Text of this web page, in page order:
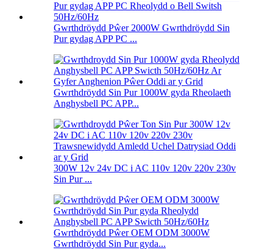
Gwrthdröydd Pŵer 2000W Gwrthdröydd Sin
Pur gydag APP PC ...
Gwrthdröydd Sin Pur 1000W gyda Rheolaeth
Anghysbell PC APP...
300W 12v 24v DC i AC 110v 120v 220v 230v
Sin Pur ...
Gwrthdröydd Pŵer OEM ODM 3000W
Gwrthdröydd Sin Pur gyda...